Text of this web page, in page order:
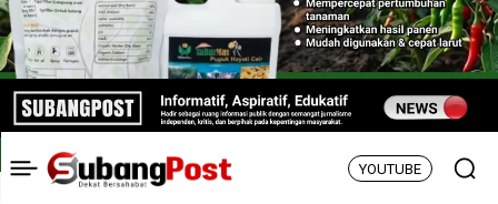
YOUTUBE